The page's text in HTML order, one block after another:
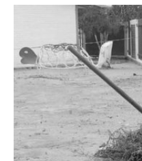
CERRAR